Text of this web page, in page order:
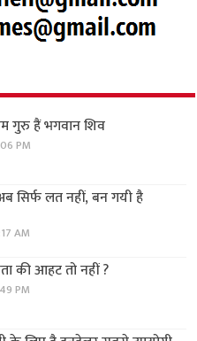
गुरु हैं भगवान शिव
PM
सिर्फ लत नहीं, बन गयी है
AM
की आहट तो नहीं ?
PM